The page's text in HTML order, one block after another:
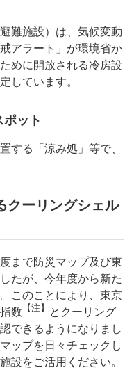
難施設）は、気候変動
アラート」が環境省か
めに開放される冷房設
しています。
ポット
する「涼み処」等で、
ーリングシェル
まで防災マップ及び東
たが、今年度から新た
このことにより、東京
数 【注】
とクーリング
できるようになりまし
ップを日々チェックし
設をご活用ください。